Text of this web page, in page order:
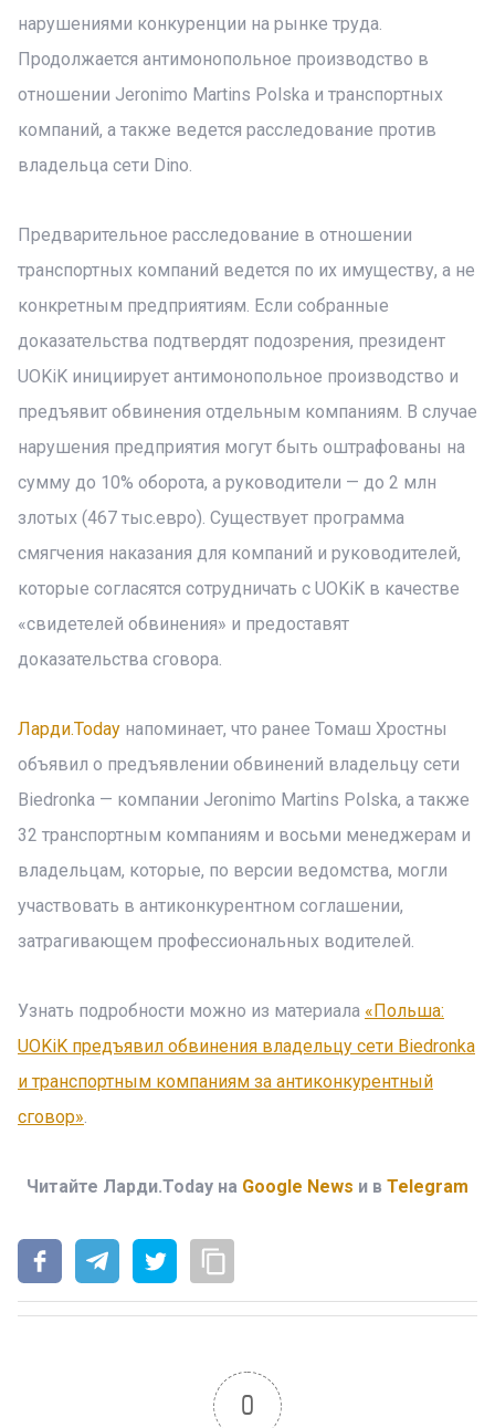
нарушениями конкуренции на рынке труда.
Продолжается антимонопольное производство в
отношении Jeronimo Martins Polska и транспортных
компаний, а также ведется расследование против
владельца сети Dino.
Предварительное расследование в отношении
транспортных компаний ведется по их имуществу, а не
конкретным предприятиям. Если собранные
доказательства подтвердят подозрения, президент
UOKiK инициирует антимонопольное производство и
предъявит обвинения отдельным компаниям. В случае
нарушения предприятия могут быть оштрафованы на
сумму до 10% оборота, а руководители — до 2 млн
злотых (467 тыс.евро). Существует программа
смягчения наказания для компаний и руководителей,
которые согласятся сотрудничать с UOKiK в качестве
«свидетелей обвинения» и предоставят
доказательства сговора.
Ларди.Today напоминает, что ранее Томаш Хростны
объявил о предъявлении обвинений владельцу сети
Biedronka — компании Jeronimo Martins Polska, а также
32 транспортным компаниям и восьми менеджерам и
владельцам, которые, по версии ведомства, могли
участвовать в антиконкурентном соглашении,
затрагивающем профессиональных водителей.
Узнать подробности можно из материала «Польша:
UOKiK предъявил обвинения владельцу сети Biedronka
и транспортным компаниям за антиконкурентный
сговор».
Читайте Ларди.Today на Google News и в Telegram
0